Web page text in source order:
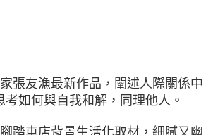
張友漁最新作品，闡述人際關係中
如何與自我和解，同理他人。
踏車店背景生活化取材，細膩又幽